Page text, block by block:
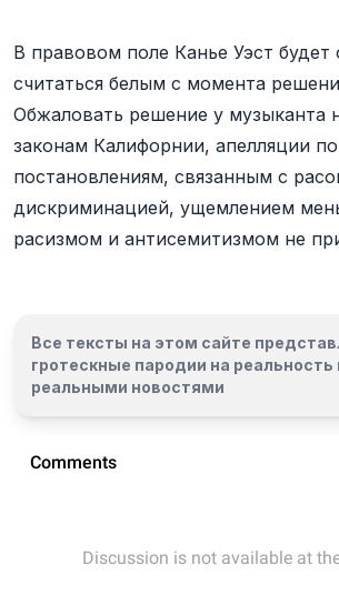
В правовом поле Канье Уэст будет
считаться белым с момента
Обжаловать решение у музыканта
законам Калифорнии, апелляции по
постановлениям, связанным с
дискриминацией, ущемлением
расизмом и антисемитизмом не
Все тексты на этом сайте
гротескные пародии на реальность
реальными новостями